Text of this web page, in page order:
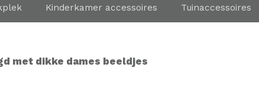
Kinderkamer accessoires Tuinaccessoires
met dikke dames beeldjes